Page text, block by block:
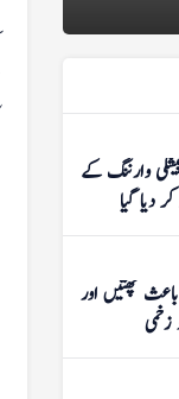
وارننگ کے
دیا گیا
چھتیں اور